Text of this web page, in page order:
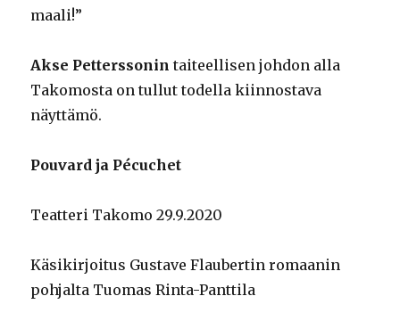
maali!”
Akse Petterssonin taiteellisen johdon alla
Takomosta on tullut todella kiinnostava
näyttämö.
Pouvard ja Pécuchet
Teatteri Takomo 29.9.2020
Käsikirjoitus Gustave Flaubertin romaanin
pohjalta Tuomas Rinta-Panttila